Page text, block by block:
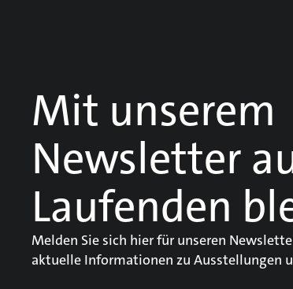
Mit unserem
Newsletter
Laufenden
Melden Sie sich hier für unseren
aktuelle Informationen zu Ausstellungen